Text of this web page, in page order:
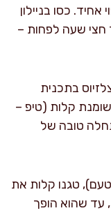
כסו בניילון
חצי שעה לפחות –
ל-200 מעלות צלזיוס בתכנית
קלות (טיפ –
טובה של
טגנו קלות את
במשך 4-5 דקות, עד שהוא הופך